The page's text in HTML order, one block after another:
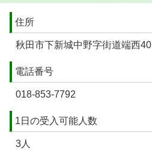
住所
秋田市下新城中野字街道端西40
電話番号
018-853-7792
1日の受入可能人数
3人